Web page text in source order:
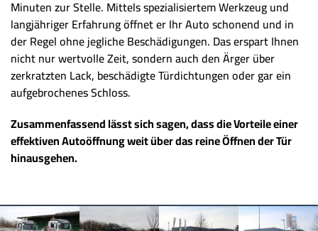
Minuten zur Stelle. Mittels spezialisiertem Werkzeug und
langjähriger Erfahrung öffnet er Ihr Auto schonend und in
der Regel ohne jegliche Beschädigungen. Das erspart Ihnen
nicht nur wertvolle Zeit, sondern auch den Ärger über
zerkratzten Lack, beschädigte Türdichtungen oder gar ein
aufgebrochenes Schloss.
Zusammenfassend lässt sich sagen, dass die Vorteile einer
effektiven Autoöffnung weit über das reine Öffnen der Tür
hinausgehen.